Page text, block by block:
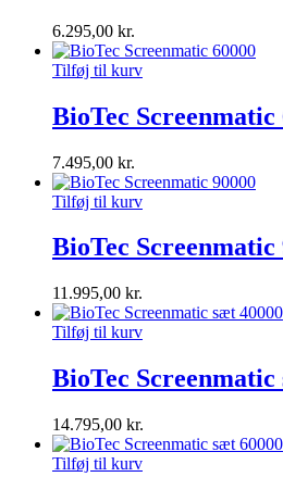
6.295,00 kr.
Tilføj til kurv
BioTec Screenmatic
7.495,00 kr.
Tilføj til kurv
BioTec Screenmatic
11.995,00 kr.
Tilføj til kurv
BioTec Screenmatic
14.795,00 kr.
Tilføj til kurv